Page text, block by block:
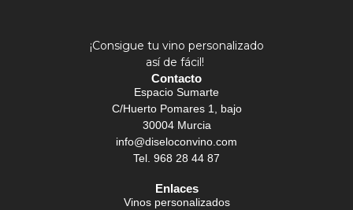
¡Consigue tu vino personalizado
así de fácil!
Contacto
Espacio Sumarte
C/Huerto Pomares 1, bajo
30004 Murcia
info@diseloconvino.com
Tel. 968 28 44 87
Enlaces
Vinos personalizados